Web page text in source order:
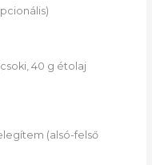
40 g étolaj
(alsó-felső